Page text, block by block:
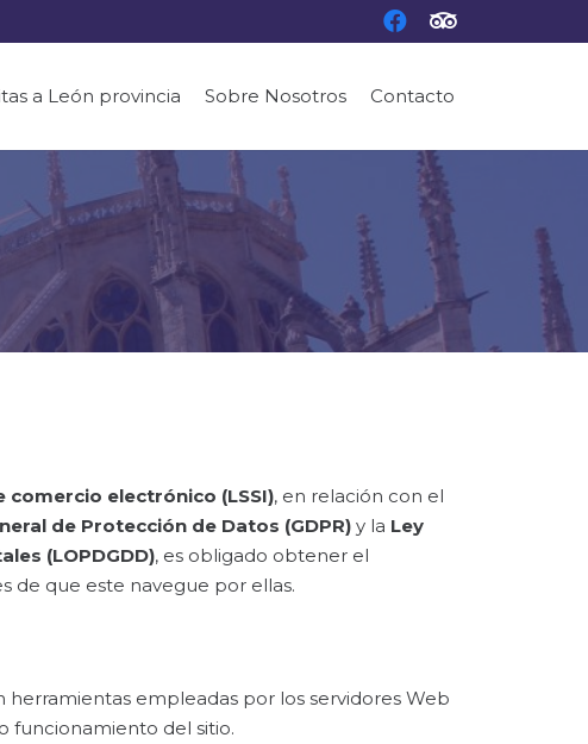
a León provincia Sobre Nosotros Contacto
comercio electrónico (LSSI), en relación con el
de Protección de Datos (GDPR) y la Ley
(LOPDGDD), es obligado obtener el
de que este navegue por ellas.
herramientas empleadas por los servidores Web
funcionamiento del sitio.